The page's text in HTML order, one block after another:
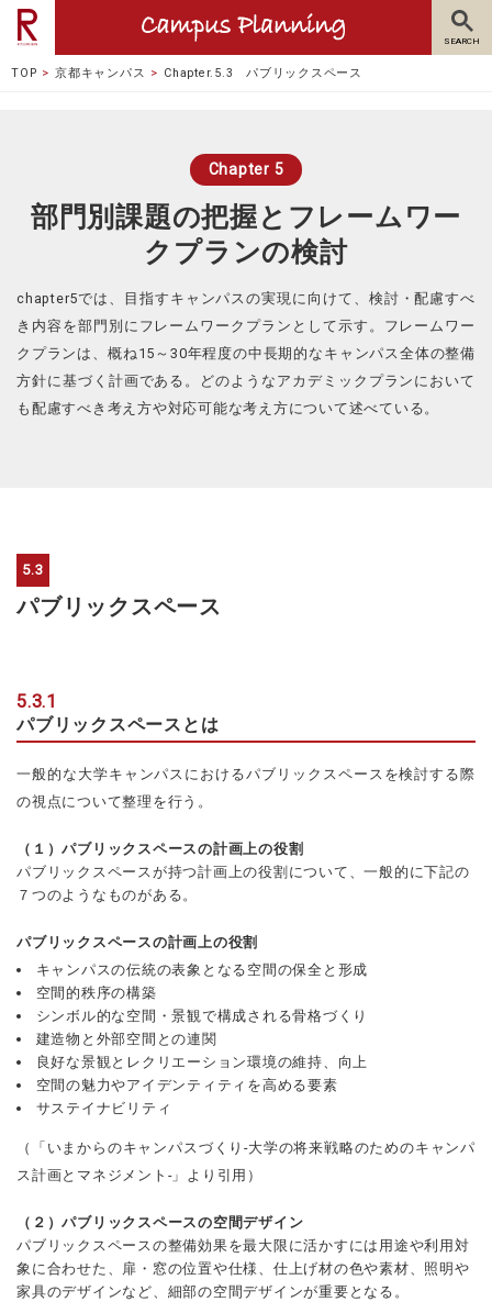
TOP 京都キャンパス Chapter.5.3 パブリックスペース
Chapter 5
部門別課題の把握とフレームワー
クプランの検討
chapter5では、目指すキャンパスの実現に向けて、検討・配慮すべ
き内容を部門別にフレームワークプランとして示す。フレームワー
クプランは、概ね15～30年程度の中長期的なキャンパス全体の整備
方針に基づく計画である。どのようなアカデミックプランにおいて
も配慮すべき考え方や対応可能な考え方について述べている。
5.3
パブリックスペース
5.3.1
パブリックスペースとは
一般的な大学キャンパスにおけるパブリックスペースを検討する際
の視点について整理を行う。
（１）パブリックスペースの計画上の役割
パブリックスペースが持つ計画上の役割について、一般的に下記の
７つのようなものがある。
パブリックスペースの計画上の役割
キャンパスの伝統の表象となる空間の保全と形成
空間的秩序の構築
シンボル的な空間・景観で構成される骨格づくり
建造物と外部空間との連関
良好な景観とレクリエーション環境の維持、向上
空間の魅力やアイデンティティを高める要素
サステイナビリティ
（「いまからのキャンパスづくり-大学の将来戦略のためのキャンパ
ス計画とマネジメント-」より引用）
（２）パブリックスペースの空間デザイン
パブリックスペースの整備効果を最大限に活かすには用途や利用対
象に合わせた、扉・窓の位置や仕様、仕上げ材の色や素材、照明や
家具のデザインなど、細部の空間デザインが重要となる。